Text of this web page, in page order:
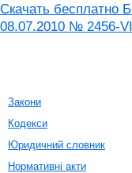
Скачать бесплатно
08.07.2010 № 2456-VI
Закони
Кодекси
Юридичний словник
Нормативні акти